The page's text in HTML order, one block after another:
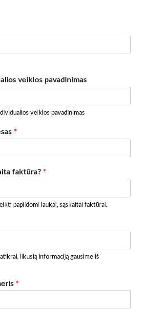
veiklos pavadinimas
veiklos pavadinimas
*
faktūra? *
papildomi laukai, sąskaitai faktūrai.
likusią informaciją gausime iš
*